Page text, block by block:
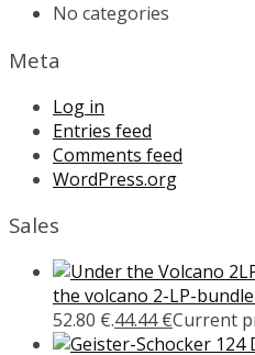
No categories
Meta
Log in
Entries feed
Comments feed
WordPress.org
Sales
the volcano 2-LP-bundle
52.80 €.44.44€Current